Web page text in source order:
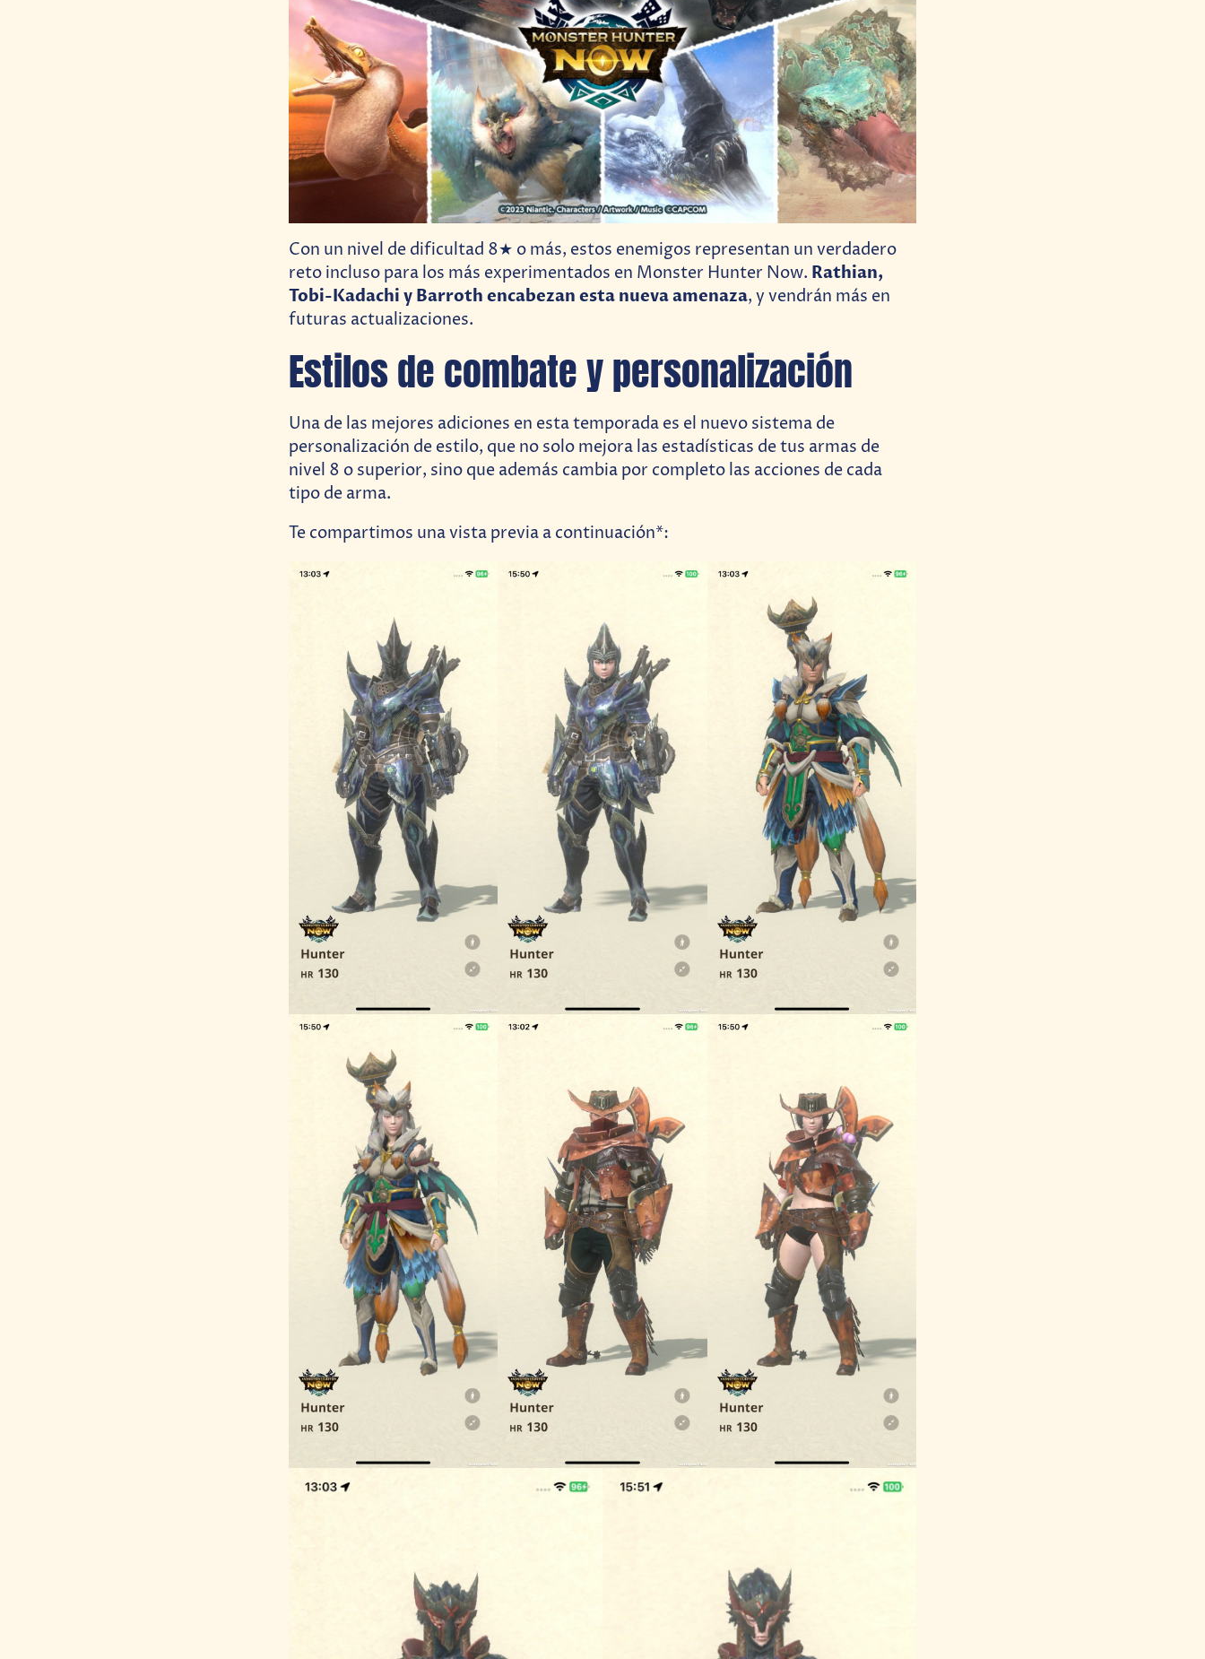
Con un nivel de dificultad 8★ o más, estos enemigos representan un verdadero
reto incluso para los más experimentados en Monster Hunter Now. Rathian,
Tobi-Kadachi y Barroth encabezan esta nueva amenaza, y vendrán más en
futuras actualizaciones.
Estilos de combate y personalización
Una de las mejores adiciones en esta temporada es el nuevo sistema de
personalización de estilo, que no solo mejora las estadísticas de tus armas de
nivel 8 o superior, sino que además cambia por completo las acciones de cada
tipo de arma.
Te compartimos una vista previa a continuación*: